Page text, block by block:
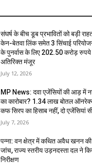
संघर्ष के बीच डूब प्रभावितों को बड़ी
केन-बेतवा लिंक समेत 3 सिंचाई
के पुनर्वास के लिए 202.50 करोड़ रुपये
अतिरिक्त मंजूर
July 12, 2026
MP News: दवा एजेंसियों की आड़ में
का कारोबार? 1.34 लाख बोतल
कफ सिरप का हिसाब नहीं, दो एजेंसियां
July 7, 2026
पन्ना: वन क्षेत्र में कथित अवैध खनन की
जांच, राज्य स्तरीय उड़नदस्ता दल ने
निरीक्षण